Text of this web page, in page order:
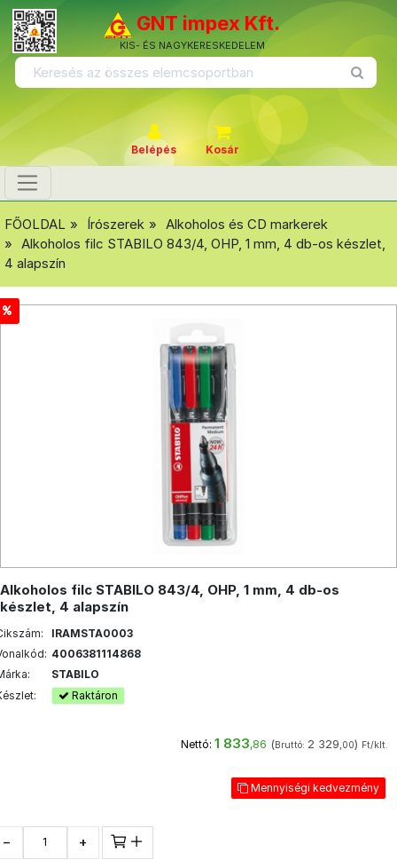
GNT impex Kft.
KIS- ÉS NAGYKERESKEDELEM
Belépés Kosár
FŐOLDAL Írószerek
Alkoholos és CD markerek
Alkoholos filc STABILO 843/4, OHP, 1 mm, 4 db-os készlet,
4 alapszín
Alkoholos filc STABILO 843/4, OHP, 1 mm, 4 db-os
készlet, 4 alapszín
IRAMSTA0003
4006381114868
STABILO
Raktáron
Nettó: 1 833,86 (Bruttó: 2 329,00) Ft/klt.
Mennyiségi kedvezmény
− +